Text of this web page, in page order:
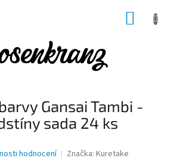
Gansai Tambi -
sada 24 ks
hodnocení Značka: Kuretake